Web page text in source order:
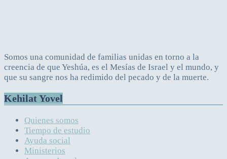
Somos una comunidad de familias unidas en torno a la
creencia de que Yeshúa, es el Mesías de Israel y el mundo, y
que su sangre nos ha redimido del pecado y de la muerte.
Kehilat Yovel
Quienes somos
Tiempo de estudio
Ayuda social
Ministerios